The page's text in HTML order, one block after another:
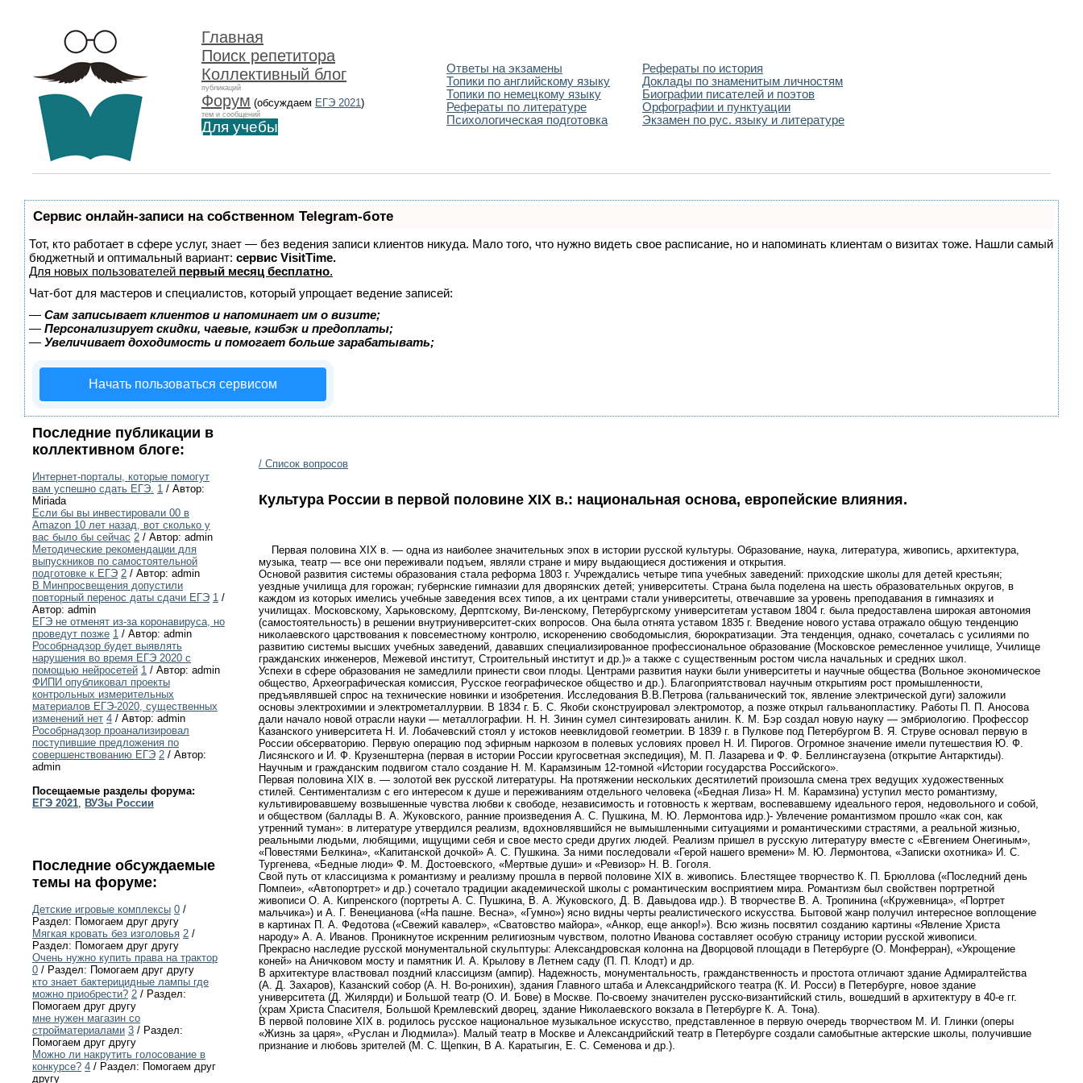
Главная
Поиск репетитора
Коллективный блог
публикаций
Форум (обсуждаем ЕГЭ 2021)
тем и сообщений
Для учебы
Ответы на экзамены
Топики по английскому языку
Топики по немецкому языку
Рефераты по литературе
Психологическая подготовка
Рефераты по история
Доклады по знаменитым личностям
Биографии писателей и поэтов
Орфографии и пунктуации
Экзамен по рус. языку и литературе
Сервис онлайн-записи на собственном Telegram-боте
Тот, кто работает в сфере услуг, знает — без ведения записи клиентов никуда. Мало того, что нужно видеть свое расписание, но и напоминать клиентам о визитах тоже. Нашли самый
бюджетный и оптимальный вариант: сервис VisitTime.
Для новых пользователей первый месяц бесплатно.
Чат-бот для мастеров и специалистов, который упрощает ведение записей:
— Сам записывает клиентов и напоминает им о визите;
— Персонализирует скидки, чаевые, кэшбэк и предоплаты;
— Увеличивает доходимость и помогает больше зарабатывать;
Начать пользоваться сервисом
Последние публикации в
коллективном блоге:
Интернет-порталы, которые помогут
вам успешно сдать ЕГЭ. 1 / Автор:
Miriada
Если бы вы инвестировали 00 в
Amazon 10 лет назад, вот сколько у
вас было бы сейчас 2 / Автор: admin
Методические рекомендации для
выпускников по самостоятельной
подготовке к ЕГЭ 2 / Автор: admin
В Минпросвещения допустили
повторный перенос даты сдачи ЕГЭ 1 /
Автор: admin
ЕГЭ не отменят из-за коронавируса, но
проведут позже 1 / Автор: admin
Рособрнадзор будет выявлять
нарушения во время ЕГЭ 2020 с
помощью нейросетей 1 / Автор: admin
ФИПИ опубликовал проекты
контрольных измерительных
материалов ЕГЭ-2020, существенных
изменений нет 4 / Автор: admin
Рособрнадзор проанализировал
поступившие предложения по
совершенствованию ЕГЭ 2 / Автор:
admin
Посещаемые разделы форума:
ЕГЭ 2021, ВУЗы России
Последние обсуждаемые
темы на форуме:
Детские игровые комплексы 0 /
Раздел: Помогаем друг другу
Мягкая кровать без изголовья 2 /
Раздел: Помогаем друг другу
Очень нужно купить права на трактор
0 / Раздел: Помогаем друг другу
кто знает бактерицидные лампы где
можно приобрести? 2 / Раздел:
Помогаем друг другу
мне нужен магазин со
стройматериалами 3 / Раздел:
Помогаем друг другу
Можно ли накрутить голосование в
конкурсе? 4 / Раздел: Помогаем друг
другу
/ Список вопросов
Культура России в первой половине XIX в.: национальная основа, европейские влияния.
Первая половина XIX в. — одна из наиболее значительных эпох в истории русской культуры. Образование, наука, литература, живопись, архитектура,
музыка, театр — все они переживали подъем, являли стране и миру выдающиеся достижения и открытия.
Основой развития системы образования стала реформа 1803 г. Учреждались четыре типа учебных заведений: приходские школы для детей крестьян;
уездные училища для горожан; губернские гимназии для дворянских детей; университеты. Страна была поделена на шесть образовательных округов, в
каждом из которых имелись учебные заведения всех типов, а их центрами стали университеты, отвечавшие за уровень преподавания в гимназиях и
училищах. Московскому, Харьковскому, Дерптскому, Ви-ленскому, Петербургскому университетам уставом 1804 г. была предоставлена широкая автономия
(самостоятельность) в решении внутриуниверситет-ских вопросов. Она была отнята уставом 1835 г. Введение нового устава отражало общую тенденцию
николаевского царствования к повсеместному контролю, искоренению свободомыслия, бюрократизации. Эта тенденция, однако, сочеталась с усилиями по
развитию системы высших учебных заведений, дававших специализированное профессиональное образование (Московское ремесленное училище, Училище
гражданских инженеров, Межевой институт, Строительный институт и др.)» а также с существенным ростом числа начальных и средних школ.
Успехи в сфере образования не замедлили принести свои плоды. Центрами развития науки были университеты и научные общества (Вольное экономическое
общество, Археографическая комиссия, Русское географическое общество и др.). Благоприятствовал научным открытиям рост промышленности,
предъявлявшей спрос на технические новинки и изобретения. Исследования В.В.Петрова (гальванический ток, явление электрической дуги) заложили
основы электрохимии и электрометаллурвии. В 1834 г. Б. С. Якоби сконструировал электромотор, а позже открыл гальванопластику. Работы П. П. Аносова
дали начало новой отрасли науки — металлографии. Н. Н. Зинин сумел синтезировать анилин. К. М. Бэр создал новую науку — эмбриологию. Профессор
Казанского университета Н. И. Лобачевский стоял у истоков неевклидовой геометрии. В 1839 г. в Пулкове под Петербургом В. Я. Струве основал первую в
России обсерваторию. Первую операцию под эфирным наркозом в полевых условиях провел Н. И. Пирогов. Огромное значение имели путешествия Ю. Ф.
Лисянского и И. Ф. Крузенштерна (первая в истории России кругосветная экспедиция), М. П. Лазарева и Ф. Ф. Беллинсгаузена (открытие Антарктиды).
Научным и гражданским подвигом стало создание Н. М. Карамзиным 12-томной «Истории государства Российского».
Первая половина XIX в. — золотой век русской литературы. На протяжении нескольких десятилетий произошла смена трех ведущих художественных
стилей. Сентиментализм с его интересом к душе и переживаниям отдельного человека («Бедная Лиза» Н. М. Карамзина) уступил место романтизму,
культивировавшему возвышенные чувства любви к свободе, независимость и готовность к жертвам, воспевавшему идеального героя, недовольного и собой,
и обществом (баллады В. А. Жуковского, ранние произведения А. С. Пушкина, М. Ю. Лермонтова идр.)- Увлечение романтизмом прошло «как сон, как
утренний туман»: в литературе утвердился реализм, вдохновлявшийся не вымышленными ситуациями и романтическими страстями, а реальной жизнью,
реальными людьми, любящими, ищущими себя и свое место среди других людей. Реализм пришел в русскую литературу вместе с «Евгением Онегиным»,
«Повестями Белкина», «Капитанской дочкой» А. С. Пушкина. За ними последовали «Герой нашего времени» М. Ю. Лермонтова, «Записки охотника» И. С.
Тургенева, «Бедные люди» Ф. М. Достоевского, «Мертвые души» и «Ревизор» Н. В. Гоголя.
Свой путь от классицизма к романтизму и реализму прошла в первой половине XIX в. живопись. Блестящее творчество К. П. Брюллова («Последний день
Помпеи», «Автопортрет» и др.) сочетало традиции академической школы с романтическим восприятием мира. Романтизм был свойствен портретной
живописи О. А. Кипренского (портреты А. С. Пушкина, В. А. Жуковского, Д. В. Давыдова идр.). В творчестве В. А. Тропинина («Кружевница», «Портрет
мальчика») и А. Г. Венецианова («На пашне. Весна», «Гумно») ясно видны черты реалистического искусства. Бытовой жанр получил интересное воплощение
в картинах П. А. Федотова («Свежий кавалер», «Сватовство майора», «Анкор, еще анкор!»). Всю жизнь посвятил созданию картины «Явление Христа
народу» А. А. Иванов. Проникнутое искренним религиозным чувством, полотно Иванова составляет особую страницу истории русской живописи.
Прекрасно наследие русской монументальной скульптуры: Александровская колонна на Дворцовой площади в Петербурге (О. Монферран), «Укрощение
коней» на Аничковом мосту и памятник И. А. Крылову в Летнем саду (П. П. Клодт) и др.
В архитектуре властвовал поздний классицизм (ампир). Надежность, монументальность, гражданственность и простота отличают здание Адмиралтейства
(А. Д. Захаров), Казанский собор (А. Н. Во-ронихин), здания Главного штаба и Александрийского театра (К. И. Росси) в Петербурге, новое здание
университета (Д. Жилярди) и Большой театр (О. И. Бове) в Москве. По-своему значителен русско-византийский стиль, вошедший в архитектуру в 40-е гг.
(храм Христа Спасителя, Большой Кремлевский дворец, здание Николаевского вокзала в Петербурге К. А. Тона).
В первой половине XIX в. родилось русское национальное музыкальное искусство, представленное в первую очередь творчеством М. И. Глинки (оперы
«Жизнь за царя», «Руслан и Людмила»). Малый театр в Москве и Александрийский театр в Петербурге создали самобытные актерские школы, получившие
признание и любовь зрителей (М. С. Щепкин, В А. Каратыгин, Е. С. Семенова и др.).